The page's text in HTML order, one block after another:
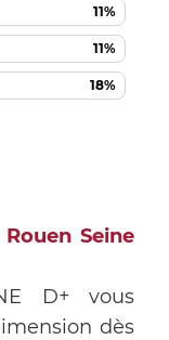
11%
11%
18%
Seine
D+ vous
dès